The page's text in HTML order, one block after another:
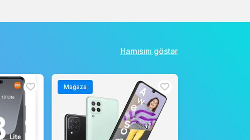
Hamısını göstər
Mağaza